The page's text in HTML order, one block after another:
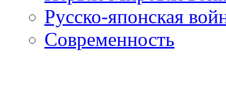
Русско-японская
Современность